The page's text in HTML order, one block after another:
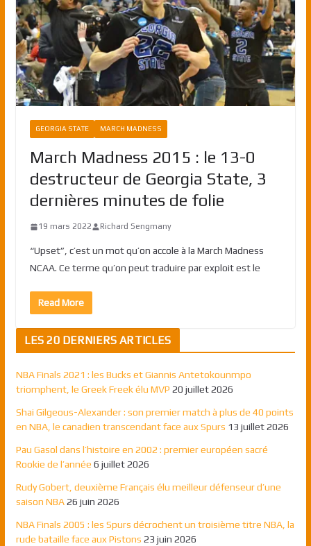
GEORGIA STATE MARCH MADNESS
March Madness 2015 : le 13-0
destructeur de Georgia State, 3
dernières minutes de folie
19 mars 2022 Richard Sengmany
“Upset”, c’est un mot qu’on accole à la March Madness
NCAA. Ce terme qu’on peut traduire par exploit est le
Read More
LES 20 DERNIERS ARTICLES
NBA Finals 2021 : les Bucks et Giannis Antetokounmpo
triomphent, le Greek Freek élu MVP 20 juillet 2026
Shai Gilgeous-Alexander : son premier match à plus de 40 points
en NBA, le canadien transcendant face aux Spurs 13 juillet 2026
Pau Gasol dans l’histoire en 2002 : premier européen sacré
Rookie de l’année 6 juillet 2026
Rudy Gobert, deuxième Français élu meilleur défenseur d’une
saison NBA 26 juin 2026
NBA Finals 2005 : les Spurs décrochent un troisième titre NBA, la
rude bataille face aux Pistons 23 juin 2026